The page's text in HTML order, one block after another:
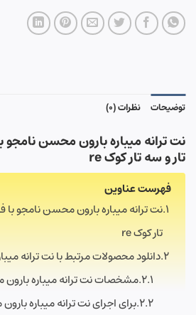
توضیحات نظرات (0)
نت ترانه میباره بارون محسن نامجو
تار و سه تار کوک re
فهرست عناوین
نت ترانه میباره بارون محسن نامجو با
تار کوک re
دانلود محصولات مرتبط با نت ترانه
مشخصات نت ترانه میباره
برای اجرای نت ترانه میباره